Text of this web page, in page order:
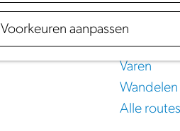
Voorkeuren aanpassen
Routes
Fietsen
Varen
Wandelen
Alle routes